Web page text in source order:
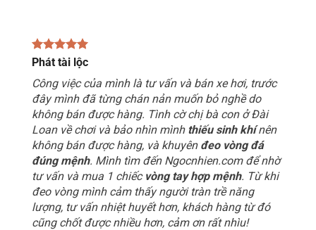
Phát tài lộc
Công việc của mình là tư vấn và bán xe hơi, trước
đây mình đã từng chán nản muốn bỏ nghề do
không bán được hàng. Tình cờ chị bà con ở Đài
Loan về chơi và bảo nhìn mình thiếu sinh khínên
không bán được hàng, và khuyên đeo vòng đá
đúng mệnh. Mình tìm đến Ngocnhien.com để nhờ
tư vấn và mua 1 chiếc vòng tay hợp mệnh. Từ khi
đeo vòng mình cảm thấy người tràn trề năng
lượng, tư vấn nhiệt huyết hơn, khách hàng từ đó
cũng chốt được nhiều hơn, cảm ơn rất nhìu!